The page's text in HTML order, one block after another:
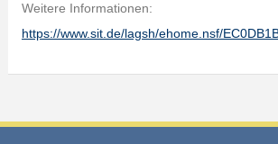
Weitere Informationen:
https://www.sit.de/lagsh/ehome.nsf/